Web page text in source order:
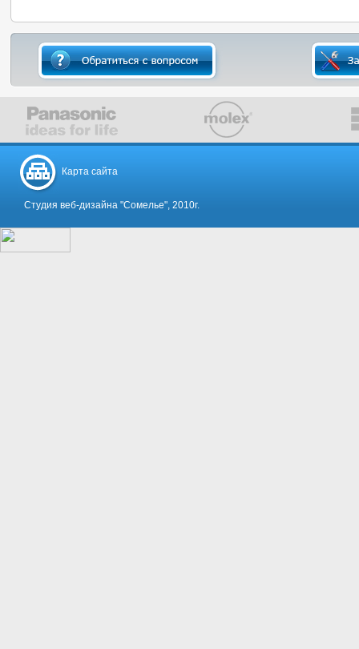
Карта сайта
Студия веб-дизайна "Сомелье", 2010г.